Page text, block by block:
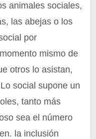
animales sociales,
las abejas o los
por
mismo de
otros lo asistan,
social supone un
tanto más
sea el número
la inclusión